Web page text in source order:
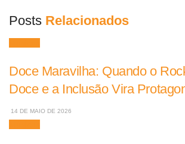
Posts Relacionados
Doce Maravilha: Quando o
Doce e a Inclusão Vira
14 DE MAIO DE 2026